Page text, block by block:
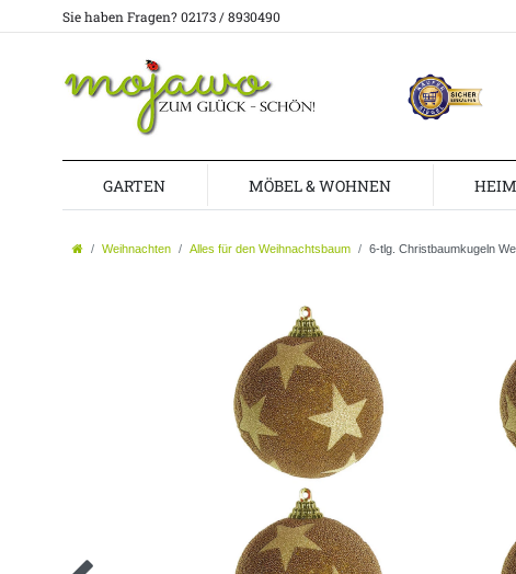
Sie haben Fragen? 02173 / 8930490
GARTEN MÖBEL & WOHNEN
Weihnachten Alles für den Weihnachtsbaum 6-tlg. Christbaumkugeln